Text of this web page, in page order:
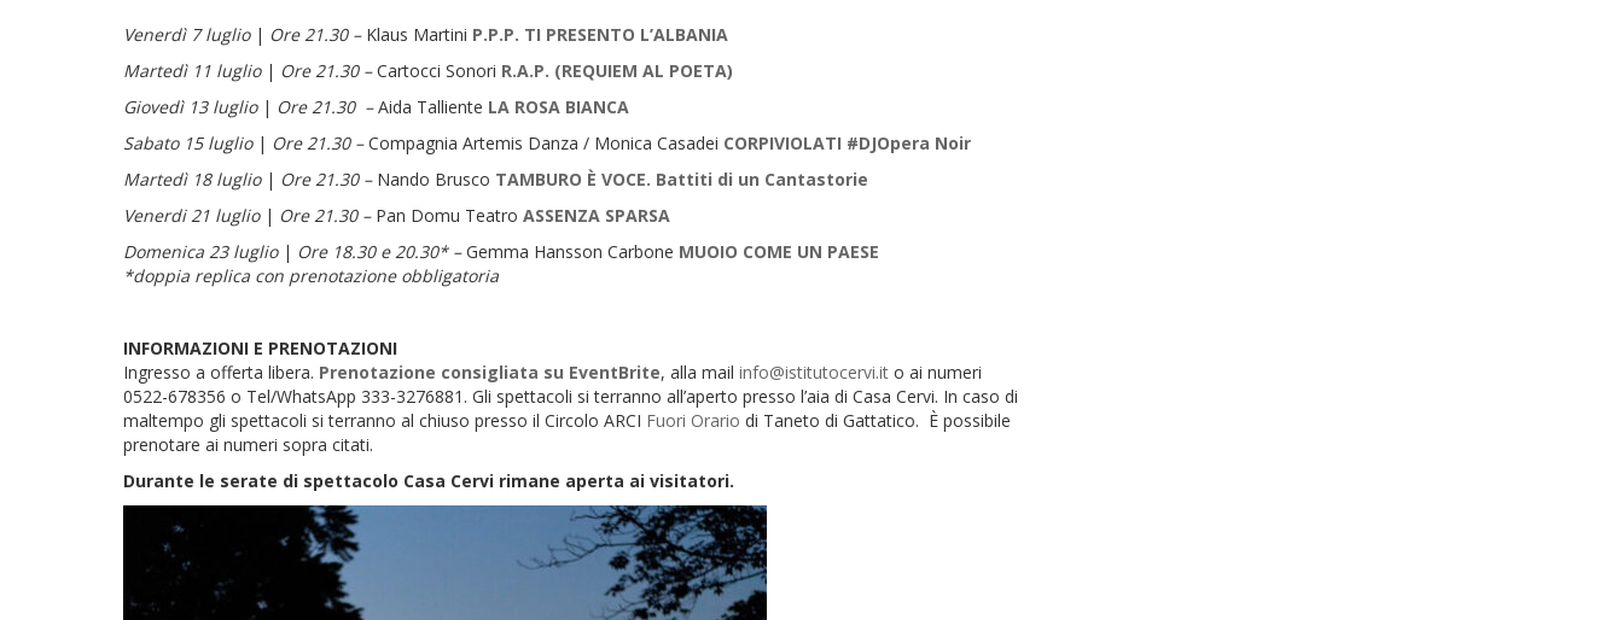
Venerdì 7 luglio | Ore 21.30 – Klaus Martini P.P.P. TI PRESENTO L’ALBANIA
Martedì 11 luglio | Ore 21.30 –Cartocci Sonori R.A.P. (REQUIEM AL POETA)
Giovedì 13 luglio | Ore 21.30 –Aida Talliente LA ROSA BIANCA
Sabato 15 luglio | Ore 21.30 –Compagnia Artemis Danza / Monica Casadei CORPIVIOLATI #DJOpera Noir
Martedì 18 luglio | Ore 21.30 – Nando Brusco TAMBURO È VOCE. Battiti di un Cantastorie
Venerdi 21 luglio | Ore 21.30 – Pan Domu Teatro ASSENZA SPARSA
Domenica 23 luglio | Ore 18.30 e 20.30* –Gemma Hansson Carbone MUOIO COME UN PAESE
*doppia replica con prenotazione obbligatoria
INFORMAZIONI E PRENOTAZIONI
Ingresso a offerta libera. Prenotazione consigliata su EventBrite, alla mail info@istitutocervi.it o ai numeri
0522-678356 o Tel/WhatsApp 333-3276881. Gli spettacoli si terranno all’aperto presso l’aia di Casa Cervi. In caso di
maltempo gli spettacoli si terranno al chiuso presso il Circolo ARCI Fuori Orario di Taneto di Gattatico. È possibile
prenotare ai numeri sopra citati.
Durante le serate di spettacolo Casa Cervi rimane aperta ai visitatori.